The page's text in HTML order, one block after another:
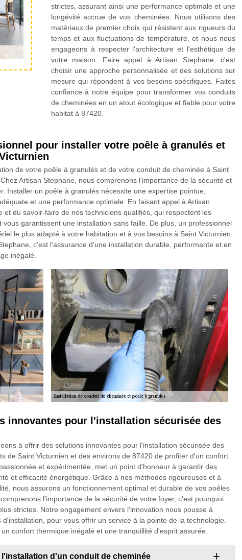
strictes, assurant ainsi une performance optimale et une
longévité accrue de vos cheminées. Nous utilisons des
matériaux de premier choix qui résistent aux rigueurs du
temps et aux fluctuations de température, et nous nous
engageons à respecter l'architecture et l'esthétique de
votre maison. Faire appel à Artisan Stephane, c'est
choisir une approche personnalisée et des solutions sur
mesure qui répondent à vos besoins spécifiques. Faites
confiance à notre équipe pour transformer vos conduits
de cheminées en un atout écologique et fiable pour votre
habitat à 87420.
pour installer votre poêle à granulés et
de votre poêle à granulés et de votre conduit de cheminée à Saint
Artisan Stephane, nous comprenons l'importance de la sécurité et
Installer un poêle à granulés nécessite une expertise pointue,
et une performance optimale. En faisant appel à Artisan
et du savoir-faire de nos techniciens qualifiés, qui respectent les
garantissent une installation sans faille. De plus, un professionnel
le plus adapté à votre habitation et à vos besoins à Saint Victurnien.
c'est l'assurance d'une installation durable, performante et en
inégalé.
innovantes pour l'installation sécurisée des
à offrir des solutions innovantes pour l'installation sécurisée des
de Saint Victurnien et des environs de 87420 de profiter d'un confort
et expérimentée, met un point d'honneur à garantir des
et efficacité énergétique. Grâce à nos méthodes rigoureuses et à
nous assurons un fonctionnement optimal et durable de vos poêles
l'importance de la sécurité de votre foyer, c'est pourquoi
strictes. Notre engagement envers l'innovation nous pousse à
pour vous offrir un service à la pointe de la technologie.
confort thermique inégalé et une tranquillité d'esprit assurée.
d'un conduit de cheminée